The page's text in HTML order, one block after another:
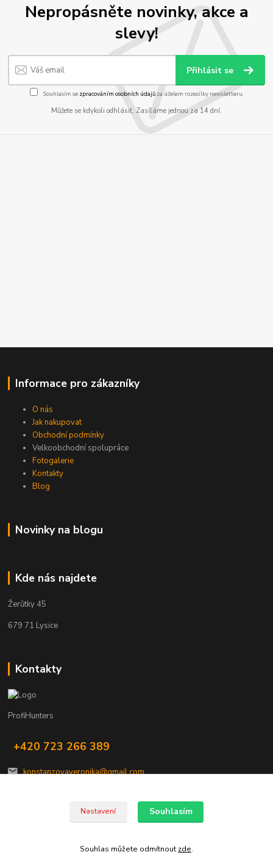
Nepropásněte novinky, akce a
slevy!
Přihlásit se
Souhlasím se zpracováním osobních údajůza účelem rozesílky newsletteru.
Můžete se kdykoli odhlásit. Zasíláme jednou za 14 dní.
Informace pro zákazníky
O nás
Jak nakupovat
Obchodní podmínky
Velkoobchodní spolupráce
Fotogalerie
Kontakty
Blog
Novinky na blogu
Kde nás najdete
Žerůtky 45
679 71 Lysice
Kontakty
ProfiHunters
+420 723 266 389
konstanzovaveronika@gmail.com
Nastavení Souhlasím
Souhlas můžete odmítnout zde.